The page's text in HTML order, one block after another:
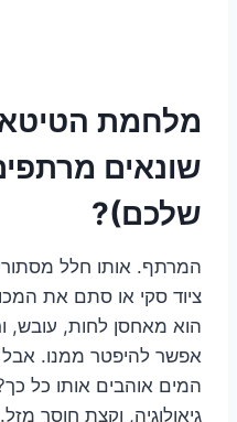
מלחמת
שונאים
שלכם)?
המרתף. אותו חלל
ציוד סקי או סתם את
הוא מאחסן לחות, עובש,
אפשר להיפטר ממנו.
המים אוהבים אותו כל
גיאולוגיה, וקצת חוסר מזל.